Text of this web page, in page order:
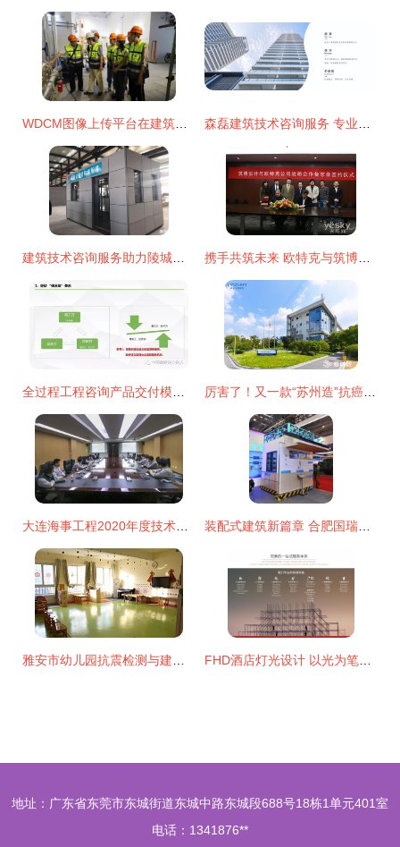
地址：广东省东莞市东城街道东城中路东城段688号18栋1单元401室
电话：1341876**